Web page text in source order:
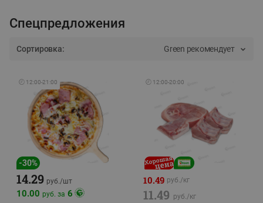
Спецпредложения
Сортировка: Green рекомендует
🕘 12:00-21:00
-30%
14.29 руб./шт
10.00 руб. за 6
🕘 12:00-20:00
10.49 руб./кг
11.49 руб./кг